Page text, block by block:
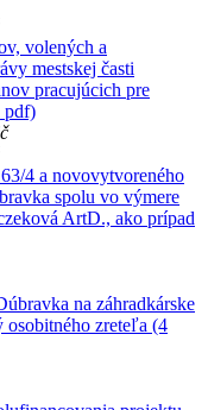
volených a
mestskej časti
pracujúcich pre
pdf)
4 a novovytvoreného
spolu vo výmere
ArtD., ako prípad
na záhradkárske
osobitného zreteľa (4